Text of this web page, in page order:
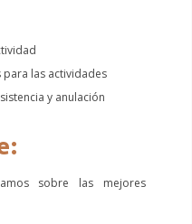
las actividades
y anulación
sobre las mejores